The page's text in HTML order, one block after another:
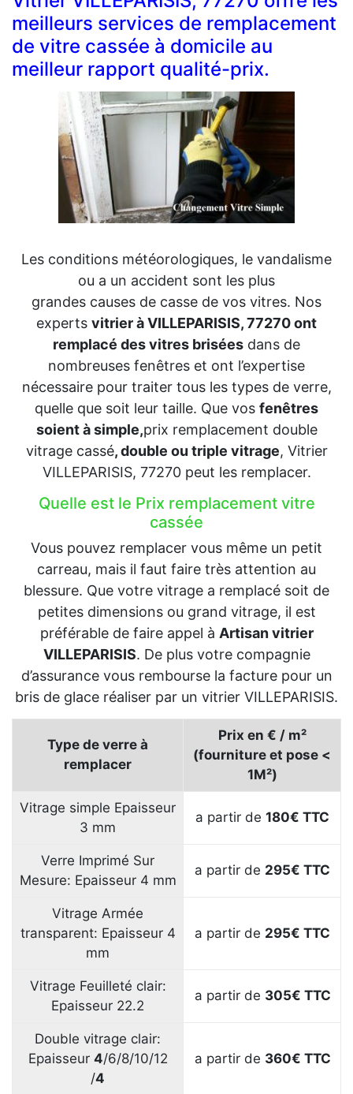
meilleurs services de remplacement
de vitre cassée à domicile au
meilleur rapport qualité-prix.
Les conditions météorologiques, le vandalisme
ou a un accident sont les plus
grandes causes de casse de vos vitres. Nos
experts vitrier à VILLEPARISIS, 77270 ont
remplacé des vitres brisées dans de
nombreuses fenêtres et ont l’expertise
nécessaire pour traiter tous les types de verre,
quelle que soit leur taille. Que vos fenêtres
soient à simple,prix remplacement double
vitrage cassé, double ou triple vitrage, Vitrier
VILLEPARISIS, 77270 peut les remplacer.
Quelle est le Prix remplacement vitre
cassée
Vous pouvez remplacer vous même un petit
carreau, mais il faut faire très attention au
blessure. Que votre vitrage a remplacé soit de
petites dimensions ou grand vitrage, il est
préférable de faire appel à Artisan vitrier
VILLEPARISIS. De plus votre compagnie
d’assurance vous rembourse la facture pour un
bris de glace réaliser par un vitrier VILLEPARISIS.
Type de verre à
remplacer
Prix en € / m²
(fourniture et pose <
1M²)
Vitrage simple Epaisseur
3 mm
a partir de 180€ TTC
Verre Imprimé Sur
Mesure: Epaisseur 4 mm
a partir de 295€ TTC
Vitrage Armée
transparent: Epaisseur 4
mm
a partir de 295€ TTC
Vitrage Feuilleté clair:
Epaisseur 22.2
a partir de 305€ TTC
Double vitrage clair:
Epaisseur 4/6/8/10/12
/4
a partir de 360€ TTC